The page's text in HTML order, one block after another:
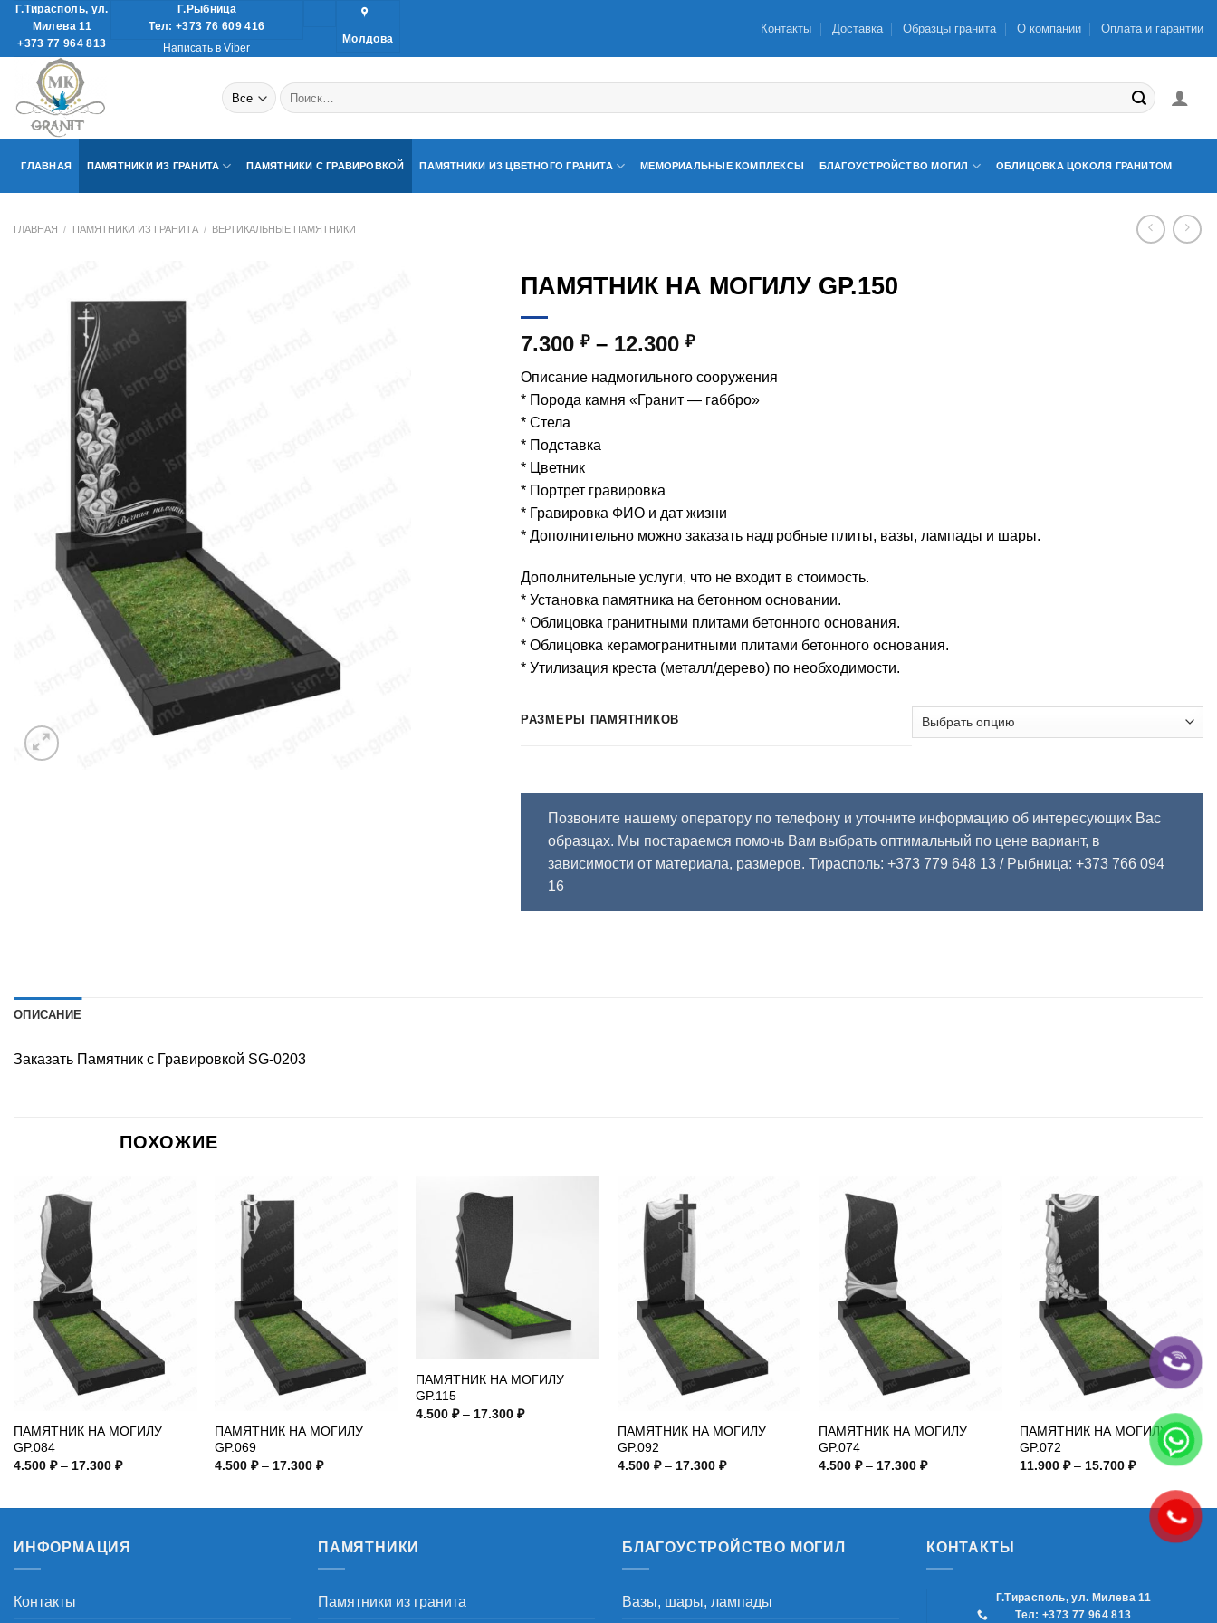
Skip
content
Г.Тирасполь, ул.
Милева 11
+373 77 964 813
Г.Рыбница
Тел: +373 76 609 416
Написать в Viber
Молдова
Контакты Доставка Образцы гранита О компании Оплата и гарантии
Искать:
ГЛАВНАЯ ПАМЯТНИКИ ИЗ ГРАНИТА ПАМЯТНИКИ С ГРАВИРОВКОЙ ПАМЯТНИКИ ИЗ ЦВЕТНОГО ГРАНИТА МЕМОРИАЛЬНЫЕ КОМПЛЕКСЫ БЛАГОУСТРОЙСТВО МОГИЛ ОБЛИЦОВКА ЦОКОЛЯ ГРАНИТОМ
ГЛАВНАЯ / ПАМЯТНИКИ ИЗ ГРАНИТА / ВЕРТИКАЛЬНЫЕ ПАМЯТНИКИ
ПАМЯТНИК НА МОГИЛУ GP.150
7.300 ₽ – 12.300 ₽Диапазон
7.300 ₽
–
Описание надмогильного сооружения
* Порода камня «Гранит — габбро»
* Стела
* Подставка
* Цветник
* Портрет гравировка
* Гравировка ФИО и дат жизни
* Дополнительно можно заказать надгробные плиты, вазы, лампады и шары.
Дополнительные услуги, что не входит в стоимость.
* Установка памятника на бетонном основании.
* Облицовка гранитными плитами бетонного основания.
* Облицовка керамогранитными плитами бетонного основания.
* Утилизация креста (металл/дерево) по необходимости.
РАЗМЕРЫ ПАМЯТНИКОВ
Позвоните нашему оператору по телефону и уточните информацию об интересующих Вас
образцах. Мы постараемся помочь Вам выбрать оптимальный по цене вариант, в
зависимости от материала, размеров. Тирасполь: +373 779 648 13 / Рыбница: +373 766 094
16
ОПИСАНИЕ
Заказать Памятник с Гравировкой SG-0203
ПОХОЖИЕ
ПАМЯТНИК НА МОГИЛУ
GP.084
4.500 ₽ – 17.300 ₽Диапазон
ПАМЯТНИК НА МОГИЛУ
GP.069
4.500₽ – 17.300₽Диапазон
ПАМЯТНИК НА МОГИЛУ
GP.115
4.500₽ – 17.300₽Диапазон
ПАМЯТНИК НА МОГИЛУ
GP.092
4.500 ₽ – 17.300 ₽Диапазон
ПАМЯТНИК НА МОГИЛУ
GP.074
4.500₽ – 17.300₽Диапазон
ПАМЯТНИК НА МОГИЛУ
GP.072
11.900₽ – 15.700₽Диапазон
11.900 ₽
15.700 ₽
ИНФОРМАЦИЯ
Контакты
ПАМЯТНИКИ
Памятники из гранита
БЛАГОУСТРОЙСТВО МОГИЛ
Вазы, шары, лампады
КОНТАКТЫ
Г.Тирасполь, ул. Милева 11
Тел: +373 77 964 813